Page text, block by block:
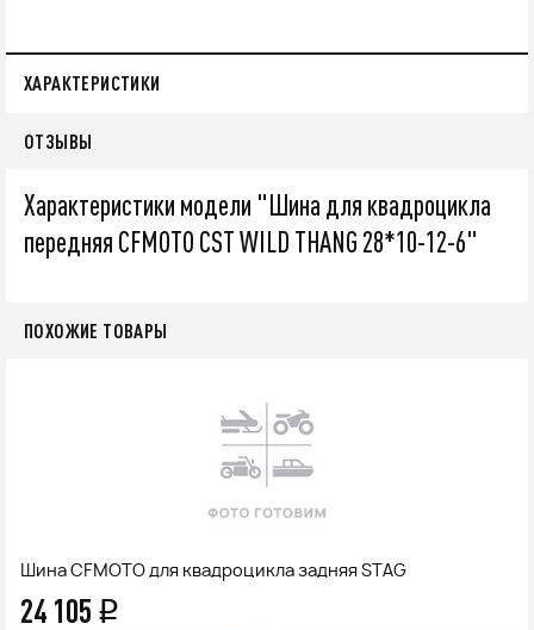
ХАРАКТЕРИСТИКИ
ОТЗЫВЫ
Характеристики модели "Шина для квадроцикла
передняя CFMOTO CST WILD THANG 28*10-12-6"
ПОХОЖИЕ ТОВАРЫ
Шина CFMOTO для квадроцикла задняя STAG
24 105 q